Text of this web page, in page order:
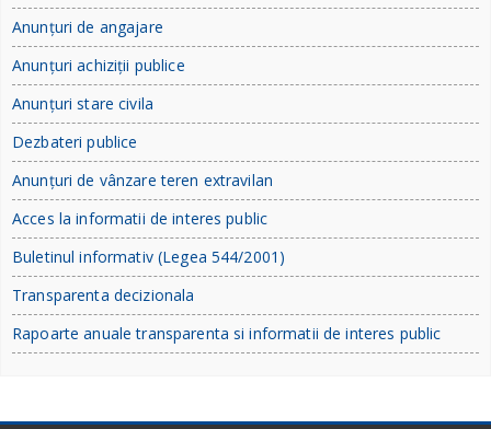
Anunțuri de angajare
Anunțuri achiziții publice
Anunțuri stare civila
Dezbateri publice
Anunțuri de vânzare teren extravilan
Acces la informatii de interes public
Buletinul informativ (Legea 544/2001)
Transparenta decizionala
Rapoarte anuale transparenta si informatii de interes public